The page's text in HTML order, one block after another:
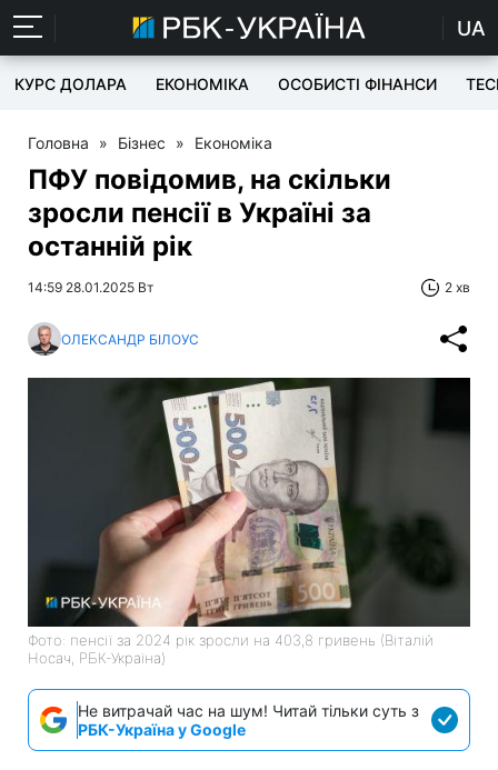
UA
КУРС ДОЛАРА ЕКОНОМІКА ОСОБИСТІ ФІНАНСИ
Головна » Бізнес » Економіка
ПФУ повідомив, на скільки
зросли пенсії в Україні за
останній рік
14:59 28.01.2025 Вт 2 хв
ОЛЕКСАНДР БІЛОУС
Фото: пенсії за 2024 рік зросли на 403,8 гривень (Віталій
Носач, РБК-Україна)
Не витрачай час на шум! Читай тільки суть з
РБК-Україна у Google